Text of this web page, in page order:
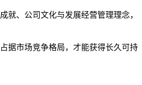
就、公司文化与发展经营管理理念，
据市场竞争格局，才能获得长久可持